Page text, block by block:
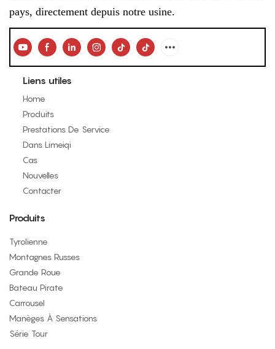
pays, directement depuis notre usine.
Liens utiles
Home
Produits
Prestations De Service
Dans Limeiqi
Cas
Nouvelles
Contacter
Produits
Tyrolienne
Montagnes Russes
Grande Roue
Bateau Pirate
Carrousel
Manèges À Sensations
Série Tour